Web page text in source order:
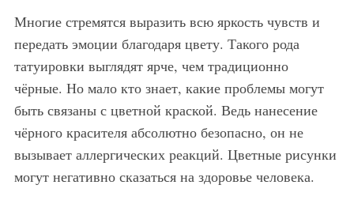
Многие стремятся выразить всю яркость чувств и
передать эмоции благодаря цвету. Такого рода
татуировки выглядят ярче, чем традиционно
чёрные. Но мало кто знает, какие проблемы могут
быть связаны с цветной краской. Ведь нанесение
чёрного красителя абсолютно безопасно, он не
вызывает аллергических реакций. Цветные рисунки
могут негативно сказаться на здоровье человека.